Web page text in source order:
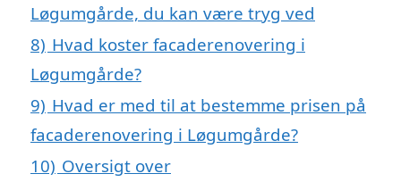
Løgumgårde, du kan være tryg ved
8) Hvad koster facaderenovering i
Løgumgårde?
9) Hvad er med til at bestemme prisen på
facaderenovering i Løgumgårde?
10) Oversigt over